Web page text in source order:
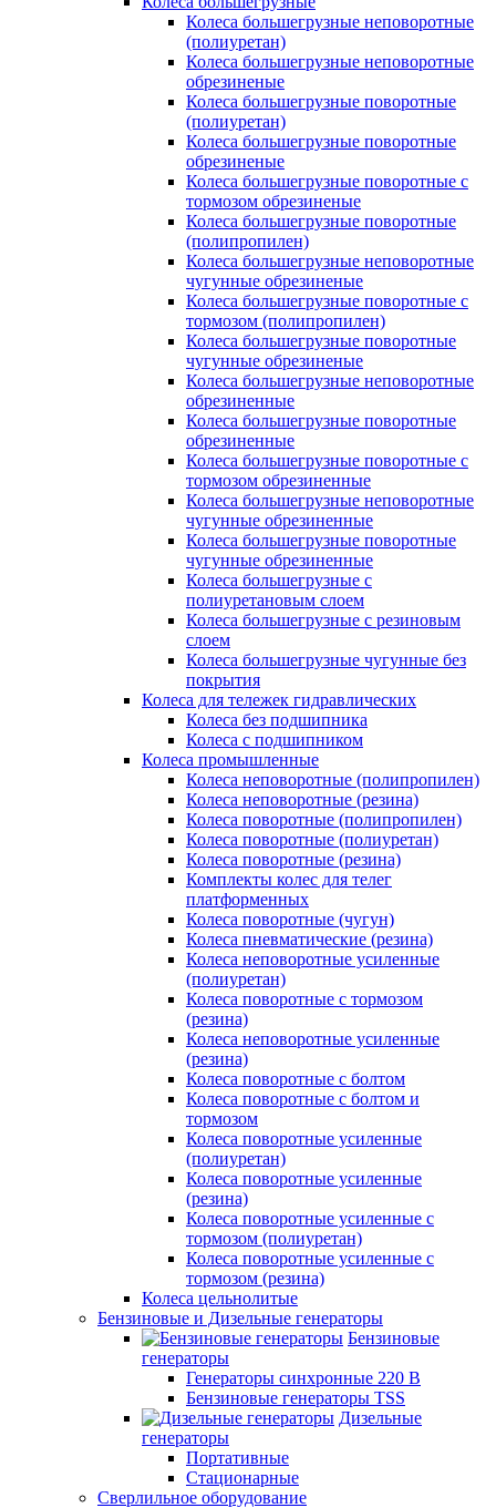
Колеса большегрузные неповоротные
(полиуретан)
Колеса большегрузные неповоротные
обрезиненые
Колеса большегрузные поворотные
(полиуретан)
Колеса большегрузные поворотные
обрезиненые
Колеса большегрузные поворотные с
тормозом обрезиненые
Колеса большегрузные поворотные
(полипропилен)
Колеса большегрузные неповоротные
чугунные обрезиненые
Колеса большегрузные поворотные с
тормозом (полипропилен)
Колеса большегрузные поворотные
чугунные обрезиненые
Колеса большегрузные неповоротные
обрезиненные
Колеса большегрузные поворотные
обрезиненные
Колеса большегрузные поворотные с
тормозом обрезиненные
Колеса большегрузные неповоротные
чугунные обрезиненные
Колеса большегрузные поворотные
чугунные обрезиненные
Колеса большегрузные с
полиуретановым слоем
Колеса большегрузные с резиновым
слоем
Колеса большегрузные чугунные без
покрытия
Колеса для тележек гидравлических
Колеса без подшипника
Колеса с подшипником
Колеса промышленные
Колеса неповоротные (полипропилен)
Колеса неповоротные (резина)
Колеса поворотные (полипропилен)
Колеса поворотные (полиуретан)
Колеса поворотные (резина)
Комплекты колес для телег
платформенных
Колеса поворотные (чугун)
Колеса пневматические (резина)
Колеса неповоротные усиленные
(полиуретан)
Колеса поворотные c тормозом
(резина)
Колеса неповоротные усиленные
(резина)
Колеса поворотные с болтом
Колеса поворотные с болтом и
тормозом
Колеса поворотные усиленные
(полиуретан)
Колеса поворотные усиленные
(резина)
Колеса поворотные усиленные с
тормозом (полиуретан)
Колеса поворотные усиленные с
тормозом (резина)
Колеса цельнолитые
Бензиновые и Дизельные генераторы
Бензиновые
генераторы
Генераторы синхронные 220 В
Бензиновые генераторы TSS
Дизельные
генераторы
Портативные
Стационарные
Сверлильное оборудование